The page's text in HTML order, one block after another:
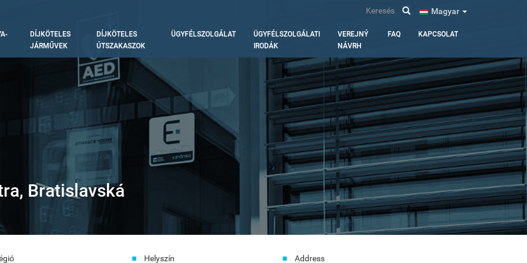
Magyar
Keresés
DÍJKÖTELES
JÁRMŰVEK
DÍJKÖTELES
ÚTSZAKASZOK
ÜGYFÉLSZOLGÁLAT
ÜGYFÉLSZOLGÁLATI
IRODÁK
VEREJNÝ
NÁVRH
FAQ KAPCSOLAT
Bratislavská
Helyszín
Address